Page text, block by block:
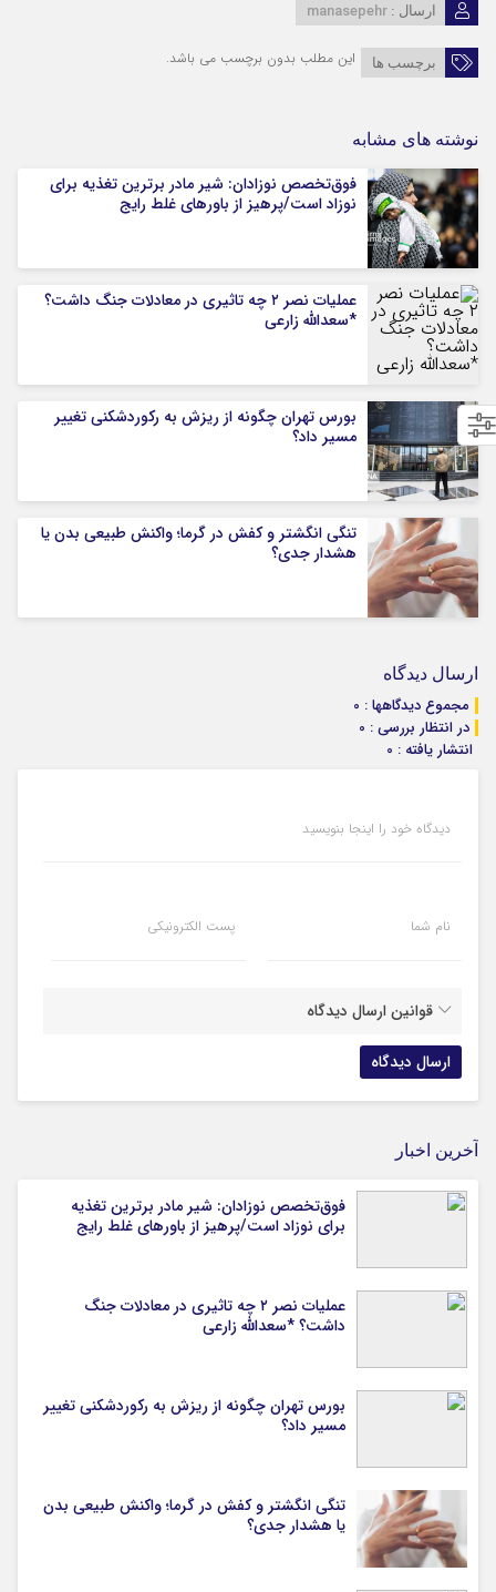
ارسال : manasepehr
برچسب ها این مطلب بدون برچسب می باشد.
نوشته های مشابه
فوق‌تخصص نوزادان: شیر مادر برترین تغذیه برای
نوزاد است/پرهیز از باورهای غلط رایج
عملیات نصر ۲ چه تاثیری در معادلات جنگ داشت؟
*سعدالله زارعی
بورس تهران چگونه از ریزش به رکوردشکنی تغییر
مسیر داد؟
تنگی انگشتر و کفش در گرما؛ واکنش طبیعی بدن یا
هشدار جدی؟
ارسال دیدگاه
مجموع دیدگاهها : 0
در انتظار بررسی : 0
انتشار یافته : 0
دیدگاه خود را اینجا بنویسید
نام شما پست الکترونیکی
قوانین ارسال دیدگاه
آخرین اخبار
فوق‌تخصص نوزادان: شیر مادر برترین تغذیه
برای نوزاد است/پرهیز از باورهای غلط رایج
عملیات نصر ۲ چه تاثیری در معادلات جنگ
داشت؟ *سعدالله زارعی
بورس تهران چگونه از ریزش به رکوردشکنی تغییر
مسیر داد؟
تنگی انگشتر و کفش در گرما؛ واکنش طبیعی بدن
یا هشدار جدی؟